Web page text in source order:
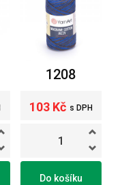
1208
103 Kč s DPH
Do košíku